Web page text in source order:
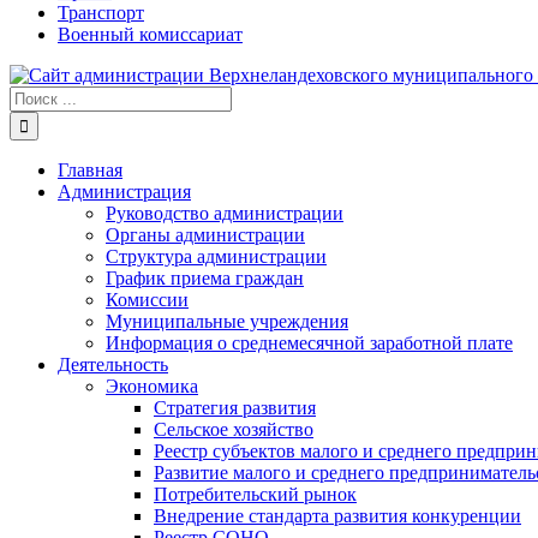
Транспорт
Военный комиссариат
Результат
поиска:
Главная
Администрация
Руководство администрации
Органы администрации
Структура администрации
График приема граждан
Комиссии
Муниципальные учреждения
Информация о среднемесячной заработной плате
Деятельность
Экономика
Стратегия развития
Сельское хозяйство
Реестр субъектов малого и среднего
Развитие малого и среднего
Потребительский рынок
Внедрение стандарта развития конкуренции